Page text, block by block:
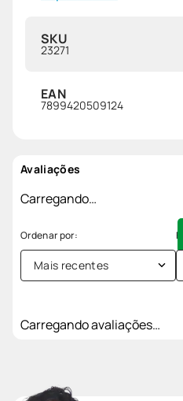
SKU
23271
EAN
7899420509124
Avaliações
Carregando…
Mais recentes
Carregando avaliações…